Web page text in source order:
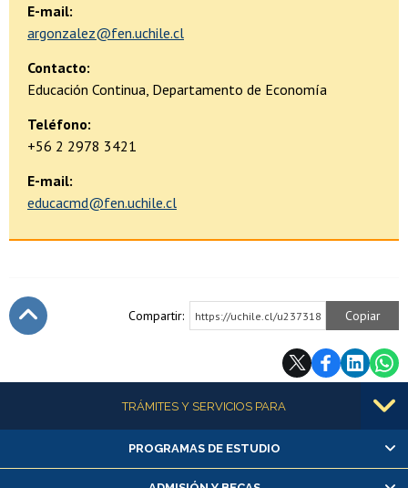
E-mail:
argonzalez@fen.uchile.cl
Contacto:
Educación Continua, Departamento de Economía
Teléfono:
+56 2 2978 3421
E-mail:
educacmd@fen.uchile.cl
Compartir: https://uchile.cl/u237318 Copiar
Más informaciónTRÁMITES Y SERVICIOS PARA
Alumnas/os y exalumnas/os
Matrícula en línea
PROGRAMAS DE ESTUDIO